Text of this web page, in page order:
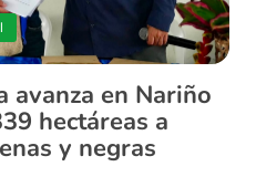
avanza en Nariño
hectáreas a
y negras